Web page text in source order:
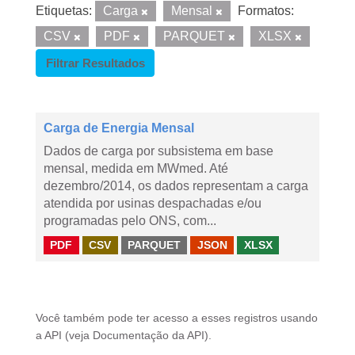
Etiquetas: Carga Mensal
Formatos:
CSV
PDF PARQUET
XLSX
Filtrar Resultados
Carga de Energia Mensal
Dados de carga por subsistema em base
mensal, medida em MWmed. Até
dezembro/2014, os dados representam a carga
atendida por usinas despachadas e/ou
programadas pelo ONS, com...
PDF CSV PARQUET JSON XLSX
Você também pode ter acesso a esses registros usando
a API (veja Documentação da API ).